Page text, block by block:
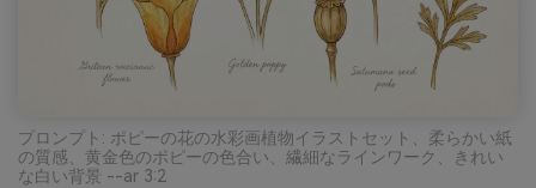
プロンプト: ポピーの花の水彩画植物イラストセット、柔らかい紙
の質感、黄金色のポピーの色合い、繊細なラインワーク、きれい
な白い背景 --ar 3:2